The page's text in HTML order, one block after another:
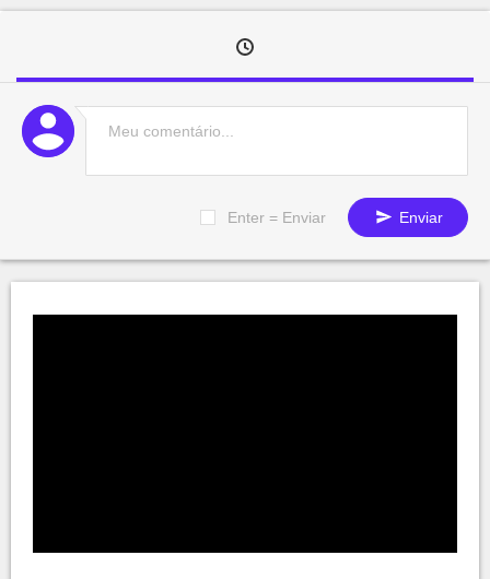
Enter = Enviar Enviar